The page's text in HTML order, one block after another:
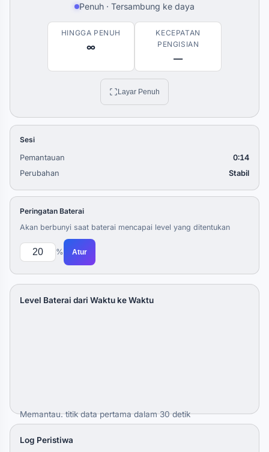
Penuh · Tersambung ke daya
HINGGA PENUH
∞
KECEPATAN
PENGISIAN
—
Layar Penuh
Sesi
Pemantauan
0:15
Perubahan
Stabil
Peringatan Baterai
Akan berbunyi saat baterai mencapai level yang ditentukan
% Atur
Level Baterai dari Waktu ke Waktu
Memantau. titik data pertama dalam 30 detik
Log Peristiwa